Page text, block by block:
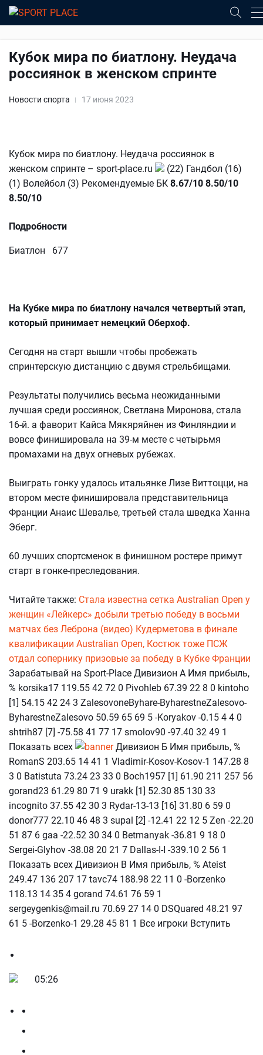
Кубок мира по биатлону. Неудача
россиянок в женском спринте
Новости спорта 17 июня 2023
Кубок мира по биатлону. Неудача россиянок в
женском спринте – sport-place.ru
(22) Гандбол (16)
(1) Волейбол (3) Рекомендуемые БК 8.67/10 8.50/10
8.50/10
Подробности
Биатлон 677
На Кубке мира по биатлону начался четвертый этап,
который принимает немецкий Оберхоф.
Сегодня на старт вышли чтобы пробежать
спринтерскую дистанцию с двумя стрельбищами.
Результаты получились весьма неожиданными
лучшая среди россиянок, Светлана Миронова, стала
16-й. а фаворит Кайса Мякяряйнен из Финляндии и
вовсе финишировала на 39-м месте с четырьмя
промахами на двух огневых рубежах.
Выиграть гонку удалось итальянке Лизе Виттоцци, на
втором месте финишировала представительница
Франции Анаис Шевалье, третьей стала шведка Ханна
Эберг.
60 лучших спортсменок в финишном ростере примут
старт в гонке-преследования.
Читайте также: Стала известна сетка Australian Open у
женщин «Лейкерс» добыли третью победу в восьми
матчах без Леброна (видео) Кудерметова в финале
квалификации Australian Open, Костюк тоже ПСЖ
отдал сопернику призовые за победу в Кубке Франции
Зарабатывай на Sport-Place Дивизион А Имя прибыль,
% korsika17 119.55 42 72 0 Pivohleb 67.39 22 8 0 kintoho
[1] 54.15 42 24 3 ZalesovoneByhare-ByharestneZalesovo-
ByharestneZalesovo 50.59 65 69 5 -Koryakov -0.15 4 4 0
shtrih87 [7] -75.58 41 77 17 smolov90 -97.40 32 49 1
Показать всех
Дивизион Б Имя прибыль, %
RomanS 203.65 14 41 1 Vladimir-Kosov-Kosov-1 147.28 8
3 0 Batistuta 73.24 23 33 0 Boch1957 [1] 61.90 211 257 56
gorand23 61.29 80 71 9 urakk [1] 52.30 85 130 33
incognito 37.55 42 30 3 Rydar-13-13 [16] 31.80 6 59 0
donor777 22.10 46 48 3 supal [2] -12.41 22 12 5 Zen -22.20
51 87 6 gaa -22.52 30 34 0 Betmanyak -36.81 9 18 0
Sergei-Glyhov -38.08 20 21 7 Dallas-I-I -339.10 2 56 1
Показать всех Дивизион В Имя прибыль, % Ateist
249.47 136 207 17 tavc74 188.98 22 11 0 -Borzenko
118.13 14 35 4 gorand 74.61 76 59 1
sergeygenkis@mail.ru 70.69 27 14 0 DSQuared 48.21 97
61 5 -Borzenko-1 29.28 45 81 1 Все игроки Вступить
05:26